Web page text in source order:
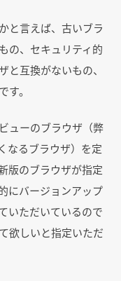
と言えば、古いブラ
の、セキュリティ的
と互換がないもの、
す。
ューのブラウザ（弊
なるブラウザ）を定
版のブラウザが指定
にバージョンアップ
いただいているので
欲しいと指定いただ